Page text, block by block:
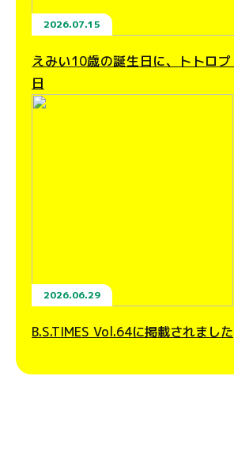
2026.07.15
えみい10歳の誕生日に、トトロ
日
2026.06.29
B.S.TIMES Vol.64に掲載されました